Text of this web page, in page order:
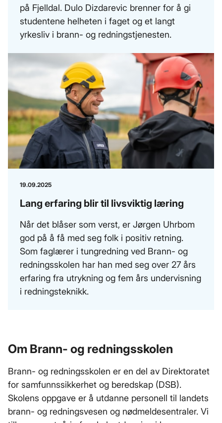
på Fjelldal. Dulo Dizdarevic brenner for å gi
studentene helheten i faget og et langt
yrkesliv i brann- og redningstjenesten.
19.09.2025
Lang erfaring blir til livsviktig læring
Når det blåser som verst, er Jørgen Uhrbom
god på å få med seg folk i positiv retning.
Som faglærer i tungredning ved Brann- og
redningsskolen har han med seg over 27 års
erfaring fra utrykning og fem års undervisning
i redningsteknikk.
Om Brann- og redningsskolen
Brann- og redningsskolen er en del av Direktoratet
for samfunnssikkerhet og beredskap (DSB).
Skolens oppgave er å utdanne personell til landets
brann- og redningsvesen og nødmeldesentraler. Vi